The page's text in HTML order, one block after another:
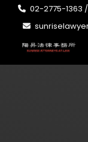
02-2775-1363